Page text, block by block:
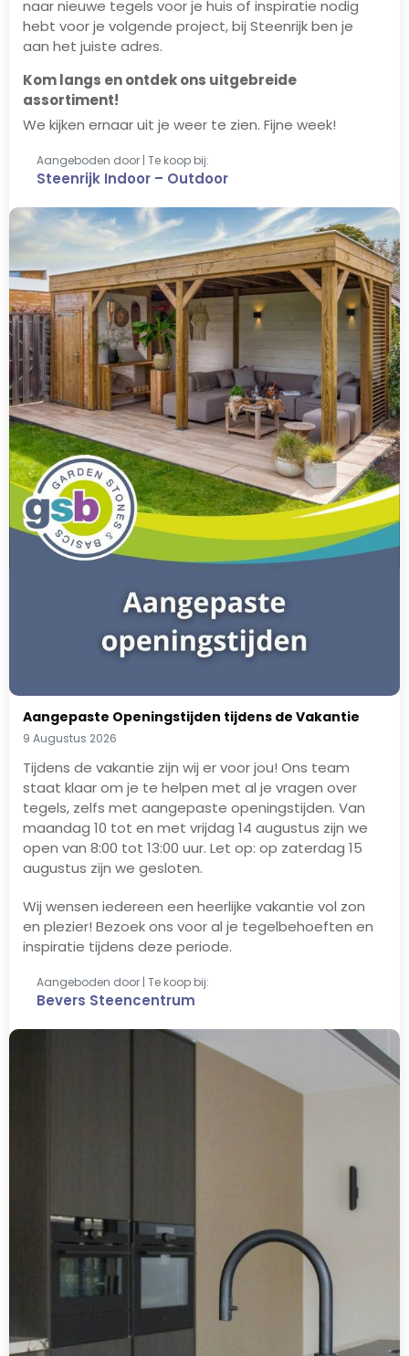
naar nieuwe tegels voor je huis of inspiratie nodig
hebt voor je volgende project, bij Steenrijk ben je
aan het juiste adres.
Kom langs en ontdek ons uitgebreide
assortiment!
We kijken ernaar uit je weer te zien. Fijne week!
Aangeboden door | Te koop bij:
Steenrijk Indoor – Outdoor
Aangepaste Openingstijden tijdens de Vakantie
9 Augustus 2026
Tijdens de vakantie zijn wij er voor jou! Ons team
staat klaar om je te helpen met al je vragen over
tegels, zelfs met aangepaste openingstijden. Van
maandag 10 tot en met vrijdag 14 augustus zijn we
open van 8:00 tot 13:00 uur. Let op: op zaterdag 15
augustus zijn we gesloten.
Wij wensen iedereen een heerlijke vakantie vol zon
en plezier! Bezoek ons voor al je tegelbehoeften en
inspiratie tijdens deze periode.
Aangeboden door | Te koop bij:
Bevers Steencentrum